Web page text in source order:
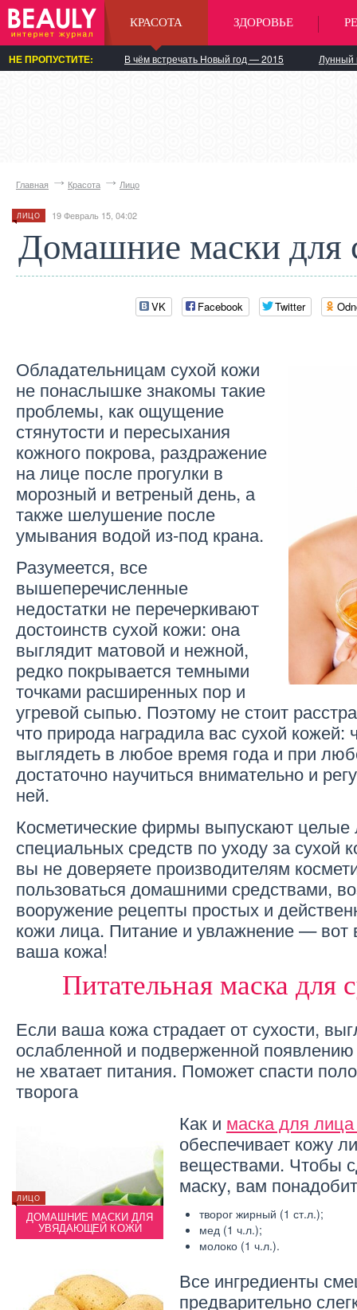
КРАСОТА ЗДОРОВЬЕ
НЕ ПРОПУСТИТЕ: В чём встречать Новый год — 2015 Лунный
Главная Красота Лицо
ЛИЦО 19 Февраль 15, 04:02
Домашние маски для
VK Facebook Twitter
Обладательницам сухой кожи
не понаслышке знакомы такие
проблемы, как ощущение
стянутости и пересыхания
кожного покрова, раздражение
на лице после прогулки в
морозный и ветреный день, а
также шелушение после
умывания водой из-под крана.
Разумеется, все
вышеперечисленные
недостатки не перечеркивают
достоинств сухой кожи: она
выглядит матовой и нежной,
редко покрывается темными
точками расширенных пор и
угревой сыпью. Поэтому не стоит
что природа наградила вас сухой
выглядеть в любое время года и при
достаточно научиться внимательно и
ней.
Косметические фирмы выпускают целые
специальных средств по уходу за сухой
вы не доверяете производителям
пользоваться домашними средствами,
вооружение рецепты простых и
кожи лица. Питание и увлажнение — вот
ваша кожа!
Питательная маска для
Если ваша кожа страдает от сухости,
ослабленной и подверженной
не хватает питания. Поможет спасти
творога
ЛИЦО
ДОМАШНИЕ МАСКИ ДЛЯ
УВЯДАЮЩЕЙ КОЖИ
ФРУКТОВЫЕ МАСКИ ДЛЯ
ЛИЦА
ЛИЦО
Как и маска для
обеспечивает кожу
веществами. Чтобы
маску, вам
творог жирный (1 ст.л.);
мед (1 ч.л.);
молоко (1 ч.л.).
Все ингредиенты
предварительно